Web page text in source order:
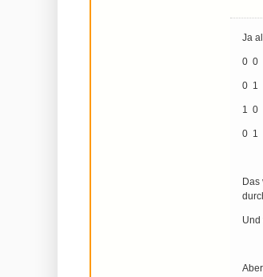
Ja
0 0
0 1
1 0
0 1
Das
Und